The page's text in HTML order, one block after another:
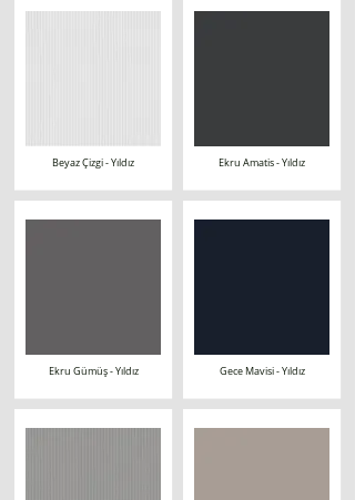
Beyaz Çizgi - Yıldız
Ekru Gümüş - Yıldız
Ekru Amatis - Yıldız
Gece Mavisi - Yıldız